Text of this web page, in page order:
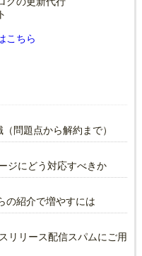
こちら
問題点から解約まで）
ジにどう対応すべきか
の紹介で増やすには
リリース配信スパムにご用